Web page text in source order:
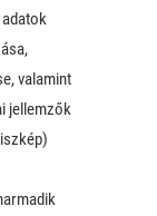
valamint
jellemzők